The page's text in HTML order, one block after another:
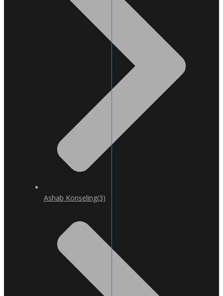
Ashab Konseling(3)